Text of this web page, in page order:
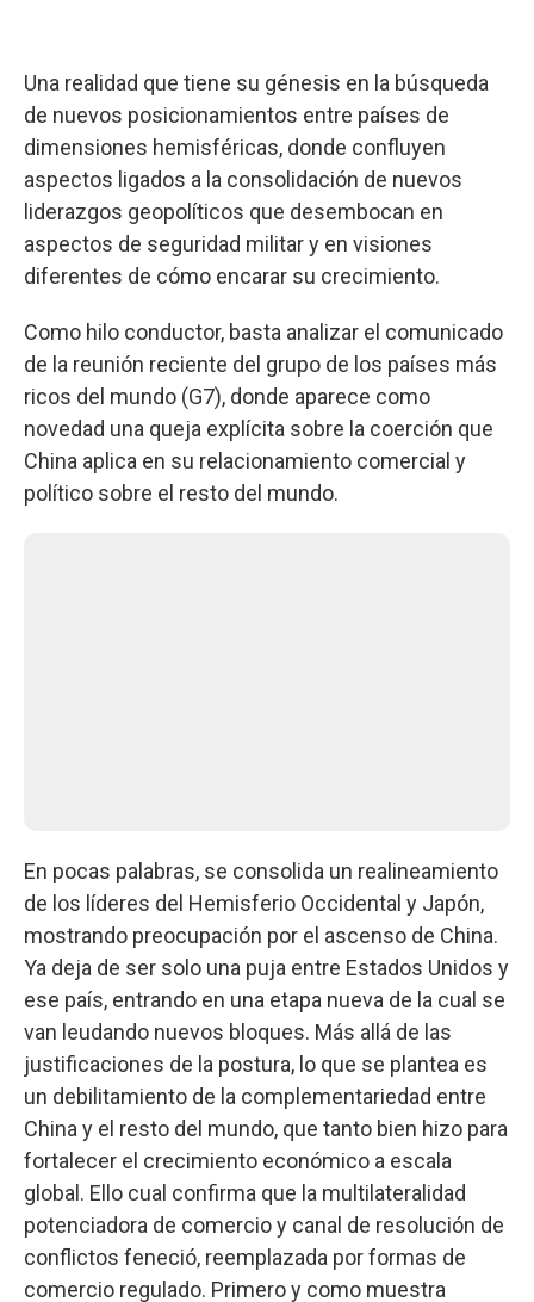
Una realidad que tiene su génesis en la búsqueda
de nuevos posicionamientos entre países de
dimensiones hemisféricas, donde confluyen
aspectos ligados a la consolidación de nuevos
liderazgos geopolíticos que desembocan en
aspectos de seguridad militar y en visiones
diferentes de cómo encarar su crecimiento.
Como hilo conductor, basta analizar el comunicado
de la reunión reciente del grupo de los países más
ricos del mundo (G7), donde aparece como
novedad una queja explícita sobre la coerción que
China aplica en su relacionamiento comercial y
político sobre el resto del mundo.
En pocas palabras, se consolida un realineamiento
de los líderes del Hemisferio Occidental y Japón,
mostrando preocupación por el ascenso de China.
Ya deja de ser solo una puja entre Estados Unidos y
ese país, entrando en una etapa nueva de la cual se
van leudando nuevos bloques. Más allá de las
justificaciones de la postura, lo que se plantea es
un debilitamiento de la complementariedad entre
China y el resto del mundo, que tanto bien hizo para
fortalecer el crecimiento económico a escala
global. Ello cual confirma que la multilateralidad
potenciadora de comercio y canal de resolución de
conflictos feneció, reemplazada por formas de
comercio regulado. Primero y como muestra